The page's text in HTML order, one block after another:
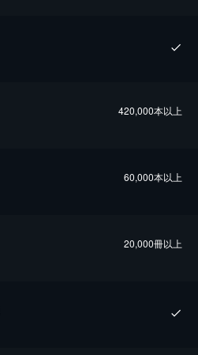
420,000本以上
60,000本以上
20,000冊以上